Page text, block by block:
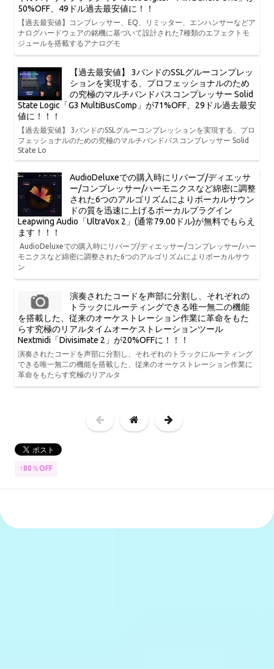
50%OFF、49ドル過去最安値に！！
【過去最安値】コンプレッサー、EQ、リミッター、エンハンサーなどア
ナログハードウェアの銘機に基づいて設計された7種類のエフェクトモ
ジュールを搭載するアナログモ
【過去最安値】 3バンドのSSLグルーコンプレッ
ションを実現する、プロフェッショナルのため
の究極のマルチバンドバスコンプレッサー Solid
State Logic「G3 MultiBusComp」が71%OFF、29ドル過去最安
値に！！！
【過去最安値】 3バンドのSSLグルーコンプレッションを実現する、プロ
フェッショナルのための究極のマルチバンドバスコンプレッサー Solid
State Lo
AudioDeluxeでの購入時にリバーブ/ディエッサ
ー/コンプレッサー/ハーモニクスなど綿密に調整
された6つのアルゴリズムによりボーカルサウン
ドの質を迅速に上げるボーカルプラグイン
Leapwing Audio「UltraVox 2」(通常79.00ドル)が無料でもらえ
ます！！！
AudioDeluxeでの購入時にリバーブ/ディエッサー/コンプレッサー/ハー
モニクスなど綿密に調整された6つのアルゴリズムによりボーカルサウ
ン
演奏されたコードを声部に分割し、それぞれの
トラックにルーティングできる唯一無二の機能
を搭載した、従来のオーケストレーション作業に革命をもた
らす究極のリアルタイムオーケストレーションツール
Nextmidi「Divisimate 2」が20%OFFに！！！
演奏されたコードを声部に分割し、それぞれのトラックにルーティング
できる唯一無二の機能を搭載した、従来のオーケストレーション作業に
革命をもたらす究極のリアルタ
↑80％OFF